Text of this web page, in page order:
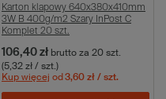
Karton klapowy 640x380x410mm
3W B 400g/m2 Szary InPost C
Komplet 20 szt.
106,40 zł brutto za 20 szt.
(5,32 zł / szt.)
Kup więcej od 3,60 zł / szt.